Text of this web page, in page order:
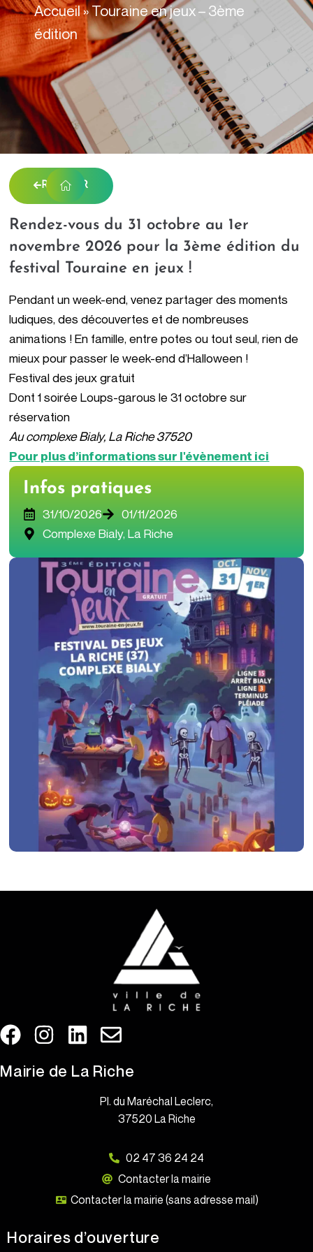
principalAccueil»Touraine en jeux – 3ème
édition
RETOUR
Infos pratiques
31/10/2026
01/11/2026
Complexe Bialy, La Riche
Rendez-vous du 31 octobre au 1er
novembre 2026 pour la 3ème édition du
festival Touraine en jeux !
Pendant un week-end, venez partager des moments
ludiques, des découvertes et de nombreuses
animations ! En famille, entre potes ou tout seul, rien de
mieux pour passer le week-end d’Halloween !
Festival des jeux gratuit
Dont 1 soirée Loups-garous le 31 octobre sur
réservation
Au complexe Bialy, La Riche 37520
Pour plus d’informations sur l'évènement ici
Mairie de La Riche
Pl. du Maréchal Leclerc,
37520 La Riche
02 47 36 24 24
Contacter la mairie
Contacter la mairie (sans adresse mail)
Horaires d’ouverture